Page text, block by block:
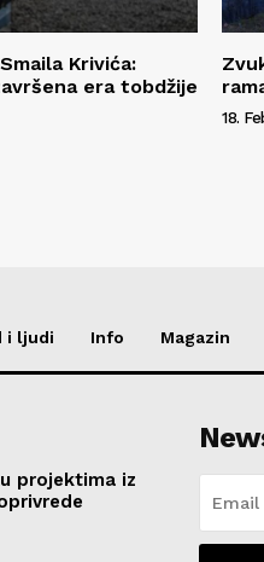
Krivića:
era tobdžije
18.
i ljudi Info Magazin
projektima iz